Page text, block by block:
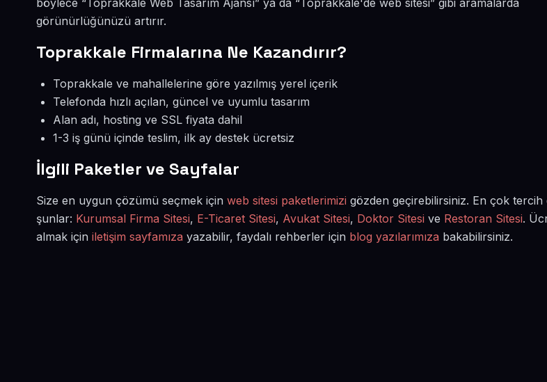
böylece “Toprakkale Web Tasarım Ajansı” ya da “Toprakkale'de web sitesi” gibi aramalarda
görünürlüğünüzü artırır.
Toprakkale Firmalarına Ne Kazandırır?
Toprakkale ve mahallelerine göre yazılmış yerel içerik
Telefonda hızlı açılan, güncel ve uyumlu tasarım
Alan adı, hosting ve SSL fiyata dahil
1-3 iş günü içinde teslim, ilk ay destek ücretsiz
İlgili Paketler ve Sayfalar
Size en uygun çözümü seçmek için web sitesi paketlerimizi gözden geçirebilirsiniz. En çok tercih
şunlar: Kurumsal Firma Sitesi, E-Ticaret Sitesi, Avukat Sitesi, Doktor Sitesi ve Restoran Sitesi.
almak için iletişim sayfamıza yazabilir, faydalı rehberler için blog yazılarımıza bakabilirsiniz.